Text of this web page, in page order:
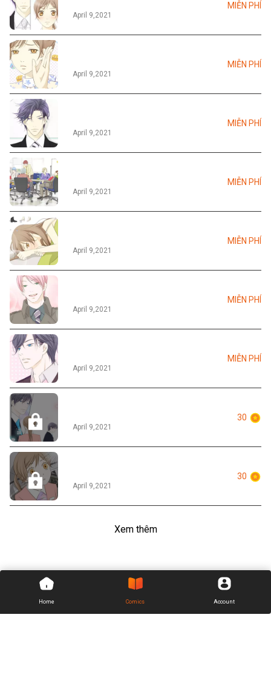
April 9,2021
MIỄN PHÍ
April 9,2021
MIỄN PHÍ
April 9,2021
MIỄN PHÍ
April 9,2021
MIỄN PHÍ
April 9,2021
MIỄN PHÍ
April 9,2021
MIỄN PHÍ
April 9,2021
MIỄN PHÍ
April 9,2021
30
April 9,2021
30
Xem thêm
Home Comics Account